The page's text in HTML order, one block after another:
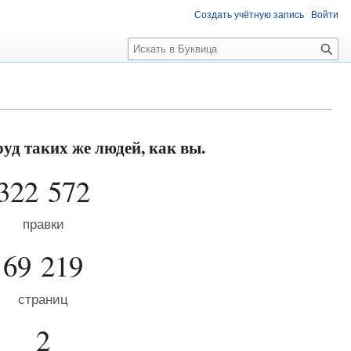
таких же людей, как вы.
572
правки
69 219
страниц
2
Создать учётную запись Войти
П
о
к